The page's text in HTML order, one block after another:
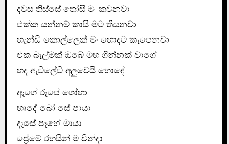
දවස තිස්සේ තෝසි මං කවනවා
එක්ක යන්නම් කාසි මට තියනවා
හැන්ඩි කොල්ලෙක් මං හොදට කැපෙනවා
එක බැල්මක් ඔබේ මහ ගින්නක් වාගේ
හද ඇවිලේවි අලුවෙයි හොඳේ
ඈගේ රූපේ ශෝභා
හෘදේ බෝ සේ පායා
දෑසේ පෑහේ මායා
ප්‍රේමේ රහසින් ම වින්දා